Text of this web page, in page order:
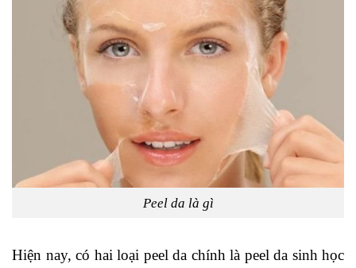
Peel da là gì
Hiện nay, có hai loại peel da chính là peel da sinh học